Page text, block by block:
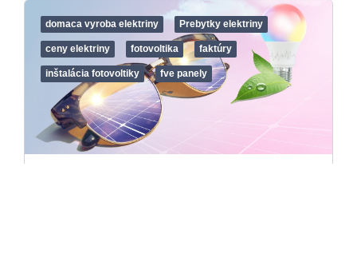
domaca vyroba elektriny Prebytky elektriny
ceny elektriny fotovoltika faktúry
inštalácia fotovoltiky fve panely